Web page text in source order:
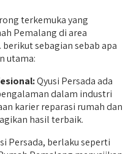
terkemuka yang
Pemalang di area
sebagian sebab apa
utama:
Qyusi Persada ada
dalam industri
karier reparasi rumah dan
hasil terbaik.
Persada, berlaku seperti